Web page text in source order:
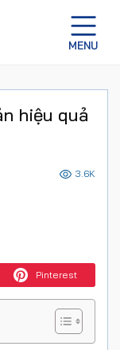
hiệu quả
3.6K
Pinterest